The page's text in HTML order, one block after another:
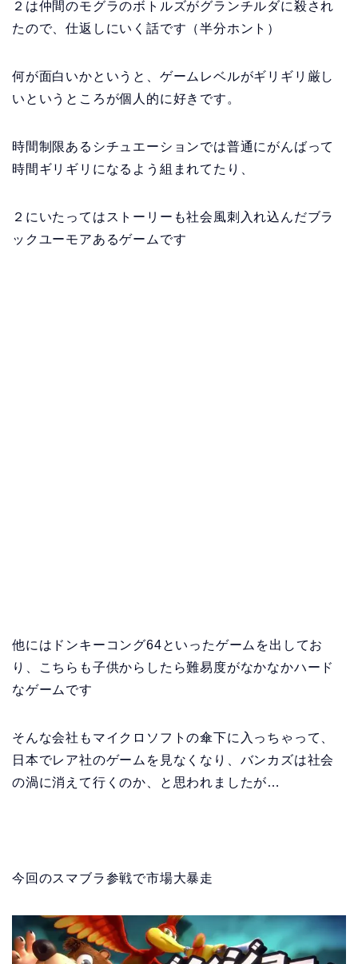
２は仲間のモグラのボトルズがグランチルダに殺され
たので、仕返しにいく話です（半分ホント）
何が面白いかというと、ゲームレベルがギリギリ厳し
いというところが個人的に好きです。
時間制限あるシチュエーションでは普通にがんばって
時間ギリギリになるよう組まれてたり、
２にいたってはストーリーも社会風刺入れ込んだブラ
ックユーモアあるゲームです
他にはドンキーコング64といったゲームを出してお
り、こちらも子供からしたら難易度がなかなかハード
なゲームです
そんな会社もマイクロソフトの傘下に入っちゃって、
日本でレア社のゲームを見なくなり、バンカズは社会
の渦に消えて行くのか、と思われましたが…
今回のスマブラ参戦で市場大暴走